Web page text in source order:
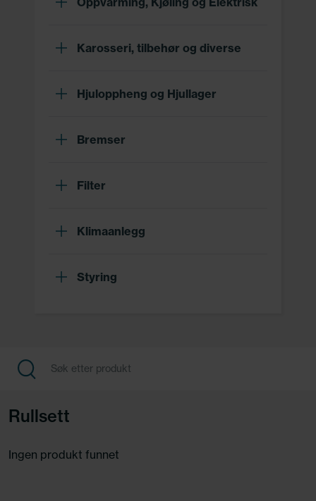
Karosseri, tilbehør og diverse
Hjuloppheng og Hjullager
Bremser
Filter
Klimaanlegg
Styring
Rullsett
Ingen produkt funnet